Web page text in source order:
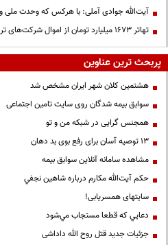
آیت‌الله جوادی آملی: با هرکس که وحدت ملی و
تهاتر ۱۶۷۳ میلیارد تومان از اموال شرکت‌های تراستی
پربحث ترین عناوین
هشتمین کلان شهر ایران مشخص شد
سوابق بیمه شدگان روی سایت تامین اجتماعی
همجنس گرایی در شبکه من و تو
13 توصیه آسان برای رفع بوی بد دهان
مشاهده سامانه آنلاين سوابق بیمه
حكم آيت‌الله مكارم درباره شاهين نجفي
سایتهای همسریابی!
دعايي كه قطعا مستجاب مي‌شود
جزئیات جدید قتل روح الله داداشی